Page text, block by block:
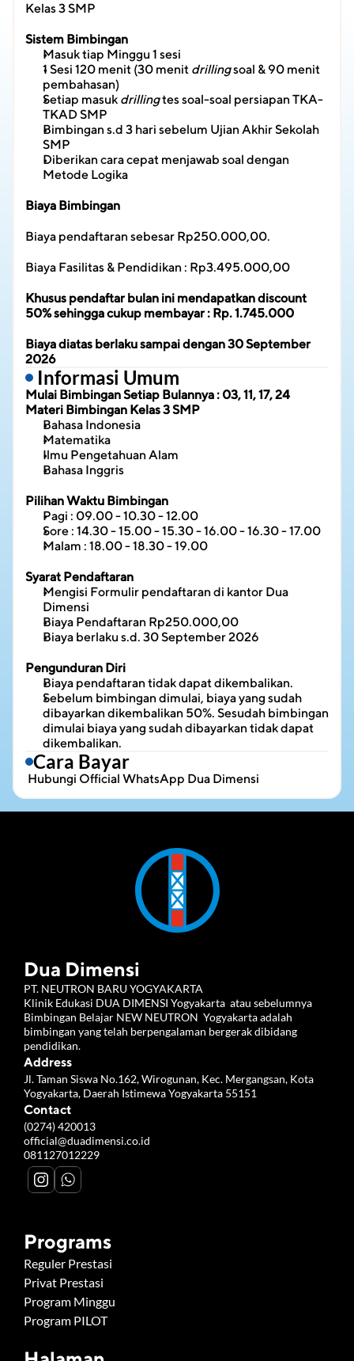
Kelas 3 SMP
Sistem Bimbingan
Masuk tiap Minggu 1 sesi
1 Sesi 120 menit (30 menit drilling soal & 90 menit
pembahasan)
Setiap masuk drilling tes soal-soal persiapan TKA-
TKAD SMP
Bimbingan s.d 3 hari sebelum Ujian Akhir Sekolah
SMP
Diberikan cara cepat menjawab soal dengan
Metode Logika
Biaya Bimbingan
Biaya pendaftaran sebesar Rp250.000,00.
Biaya Fasilitas & Pendidikan : Rp3.495.000,00
Khusus pendaftar bulan ini mendapatkan discount
50% sehingga cukup membayar : Rp. 1.745.000
Biaya diatas berlaku sampai dengan 30 September
2026
Informasi Umum
Mulai Bimbingan Setiap Bulannya : 03, 11, 17, 24
Materi Bimbingan Kelas 3 SMP
Bahasa Indonesia
Matematika
Ilmu Pengetahuan Alam
Bahasa Inggris
Pilihan Waktu Bimbingan
Pagi : 09.00 - 10.30 - 12.00
Sore : 14.30 - 15.00 - 15.30 - 16.00 - 16.30 - 17.00
Malam : 18.00 - 18.30 - 19.00
Syarat Pendaftaran
Mengisi Formulir pendaftaran di kantor Dua
Dimensi
Biaya Pendaftaran Rp250.000,00
Biaya berlaku s.d. 30 September 2026
Pengunduran Diri
Biaya pendaftaran tidak dapat dikembalikan.
Sebelum bimbingan dimulai, biaya yang sudah
dibayarkan dikembalikan 50%. Sesudah bimbingan
dimulai biaya yang sudah dibayarkan tidak dapat
dikembalikan.
Cara Bayar
Hubungi Official WhatsApp Dua Dimensi
Dua Dimensi
PT. NEUTRON BARU YOGYAKARTA
Klinik Edukasi DUA DIMENSI Yogyakarta  atau sebelumnya
Bimbingan Belajar NEW NEUTRON  Yogyakarta adalah
bimbingan yang telah berpengalaman bergerak dibidang
pendidikan.
Address
Jl. Taman Siswa No.162, Wirogunan, Kec. Mergangsan, Kota
Yogyakarta, Daerah Istimewa Yogyakarta 55151
Contact
(0274) 420013
official@duadimensi.co.id
081127012229
Programs
Reguler Prestasi
Privat Prestasi
Program Minggu
Program PILOT